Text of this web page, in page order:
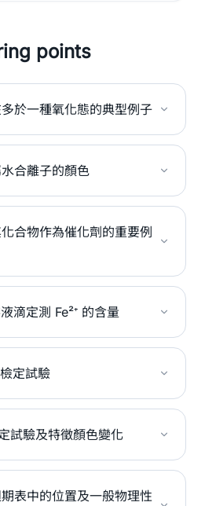
points
於一種氧化態的典型例子
合離子的顏色
合物作為催化劑的重要例
滴定測 Fe²⁺ 的含量
定試驗
試驗及特徵顏色變化
表中的位置及一般物理性